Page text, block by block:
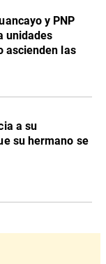
y PNP
unidades
ascienden las
a su
su hermano se